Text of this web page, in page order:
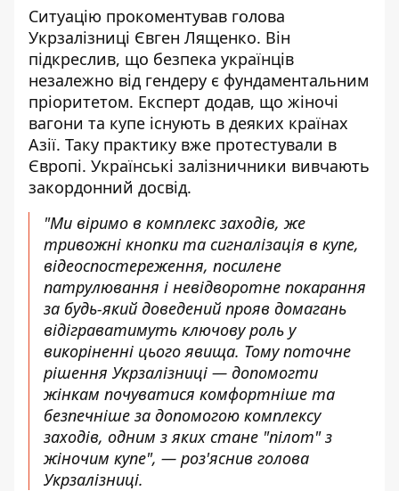
Ситуацію прокоментував голова
Укрзалізниці Євген Лященко. Він
підкреслив, що безпека українців
незалежно від гендеру є фундаментальним
пріоритетом. Експерт додав, що жіночі
вагони та купе існують в деяких країнах
Азії. Таку практику вже протестували в
Європі. Українські залізничники вивчають
закордонний досвід.
"Ми віримо в комплекс заходів, же
тривожні кнопки та сигналізація в купе,
відеоспостереження, посилене
патрулювання і невідворотне покарання
за будь-який доведений прояв домагань
відіграватимуть ключову роль у
викоріненні цього явища. Тому поточне
рішення Укрзалізниці — допомогти
жінкам почуватися комфортніше та
безпечніше за допомогою комплексу
заходів, одним з яких стане "пілот" з
жіночим купе", — роз'яснив голова
Укрзалізниці.